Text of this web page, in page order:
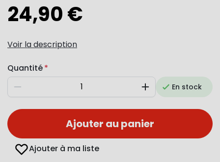
24,90 €
Voir la description
Quantité
Diminuer AugmenterEn stock
Ajouter au panier
Ajouter à ma liste